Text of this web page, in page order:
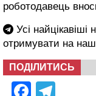
роботодавець
Усі
отримувати на
ПОДІЛИТИСЬ